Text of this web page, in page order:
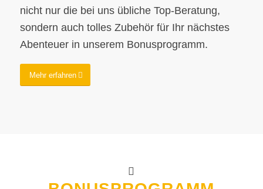
nicht nur die bei uns übliche Top-Beratung,
sondern auch tolles Zubehör für Ihr nächstes
Abenteuer in unserem Bonusprogramm.
Mehr erfahren